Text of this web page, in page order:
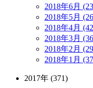
2018年6月
2018年5月
2018年4月
2018年3月
2018年2月
2018年1月
2017年 (371)